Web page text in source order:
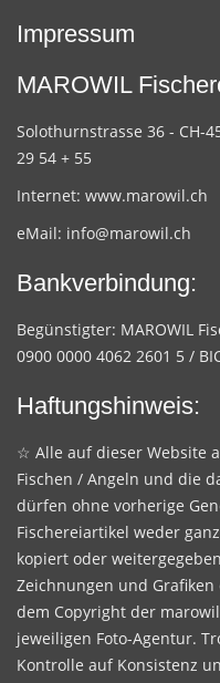
Impressum
MAROWIL
Solothurnstrasse 36 - CH-
29 54 + 55
Internet: www.marowil.ch
eMail: info@marowil.ch
Bankverbindung:
Begünstigter: MAROWIL
0900 0000 4062 2601 5 /
Haftungshinweis:
☆ Alle auf dieser Website
Fischen / Angeln und die
dürfen ohne vorherige
Fischereiartikel weder
kopiert oder
Zeichnungen und
dem Copyright der
jeweiligen Foto-Agentur.
Kontrolle auf Konsistenz